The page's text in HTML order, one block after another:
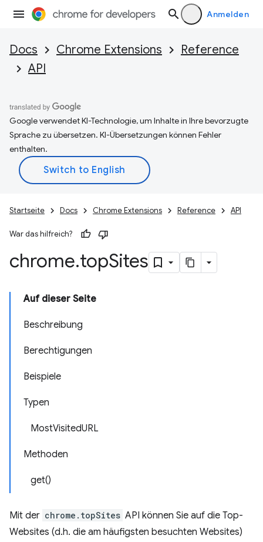
Anmelden
Docs Chrome Extensions
Reference
API
Google verwendet KI-Technologie, um Inhalte in Ihre bevorzugte
Sprache zu übersetzen. KI-Übersetzungen können Fehler
enthalten.
Startseite Docs Chrome Extensions Reference API
War das hilfreich?
chrome.topSites
Auf dieser Seite
Beschreibung
Berechtigungen
Beispiele
Typen
MostVisitedURL
Methoden
get()
Mit der chrome.topSites API können Sie auf die Top-
Websites (d.h. die am häufigsten besuchten Websites)